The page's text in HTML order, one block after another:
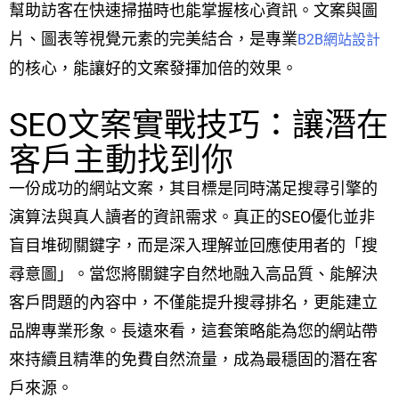
幫助訪客在快速掃描時也能掌握核心資訊。文案與圖
片、圖表等視覺元素的完美結合，是專業B2B網站設計
的核心，能讓好的文案發揮加倍的效果。
SEO文案實戰技巧：讓潛在
客戶主動找到你
一份成功的網站文案，其目標是同時滿足搜尋引擎的
演算法與真人讀者的資訊需求。真正的SEO優化並非
盲目堆砌關鍵字，而是深入理解並回應使用者的「搜
尋意圖」。當您將關鍵字自然地融入高品質、能解決
客戶問題的內容中，不僅能提升搜尋排名，更能建立
品牌專業形象。長遠來看，這套策略能為您的網站帶
來持續且精準的免費自然流量，成為最穩固的潛在客
戶來源。